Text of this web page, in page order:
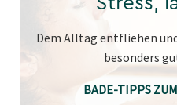
Dem Alltag entfliehen
besonders
BADE-TIPPS